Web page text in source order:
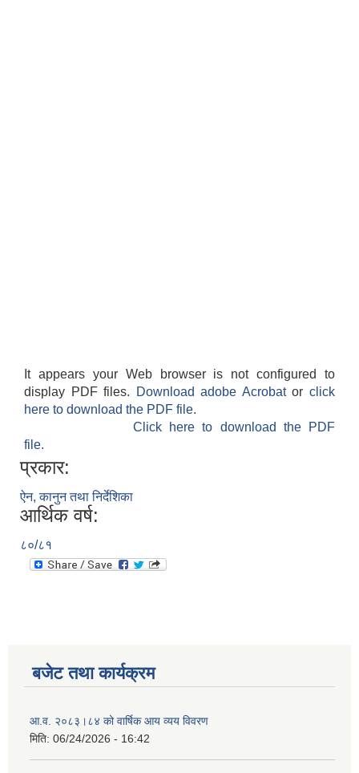
It appears your Web browser is not configured to
display PDF files.
Download adobe Acrobatorclick
here to download the PDF file.
Click here to download the PDF
file.
प्रकार:
ऐन, कानुन तथा निर्देशिका
आर्थिक वर्ष:
८०/८१
बजेट तथा कार्यक्रम
आ.व. २०८३।८४ को वार्षिक आय व्यय विवरण
मिति: 06/24/2026 - 16:42